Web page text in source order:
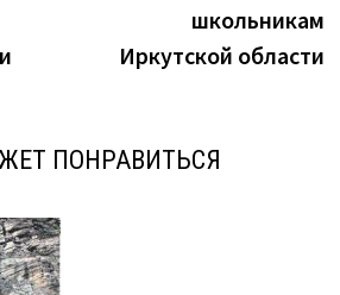
школьникам
Иркутской области
ПОНРАВИТЬСЯ